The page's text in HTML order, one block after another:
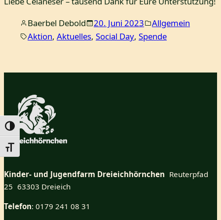
Umschalten auf hohe Kontraste
Schrift vergrößern
Baerbel Debold
20. Juni 2023
Allgemein
Aktion, Aktuelles, Social Day, Spende
Kinder- und Jugendfarm Dreieichhörnchen Reuterpfad
25 63303 Dreieich
Telefon: 0179 241 08 31